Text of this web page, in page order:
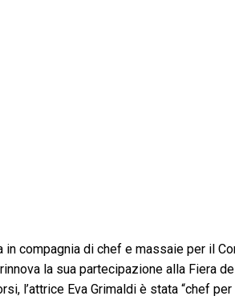
in compagnia di chef e massaie per il
la sua partecipazione alla Fiera
l’attrice Eva Grimaldi è stata “chef